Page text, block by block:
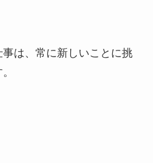
は、常に新しいことに挑